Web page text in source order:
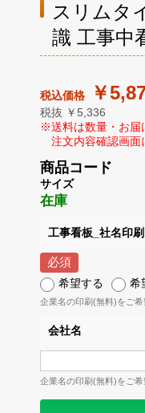
スリムタ
識 工事中
￥
税抜 ￥5,336
商品コード
サイズ
在庫
工事看板_社名印刷
希望する 希
企業名の印刷(無料)をご希
会社名
企業名の印刷(無料)をご希